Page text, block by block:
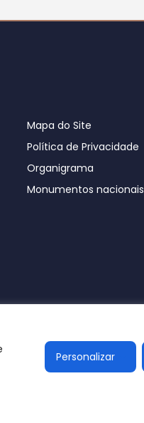
Personalizar
Mapa do Site
Política de Privacidade
Organigrama
Monumentos nacionais